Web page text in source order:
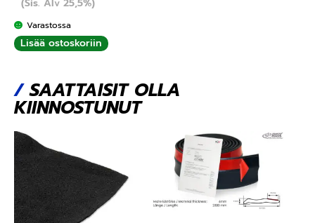
(Sis. Alv 25,5%)
Varastossa
Lisää ostoskoriin
/SAATTAISIT OLLA
KIINNOSTUNUT